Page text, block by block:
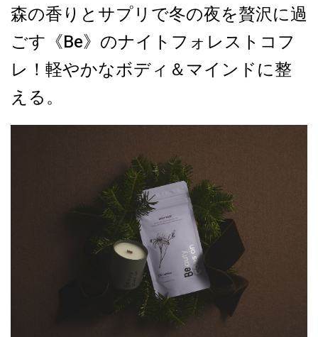
森の香りとサプリで冬の夜を贅沢に過
ごす《Be》のナイトフォレストコフ
レ！軽やかなボディ＆マインドに整
える。